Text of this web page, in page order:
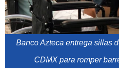
Banco Azteca entrega sillas
CDMX para romper